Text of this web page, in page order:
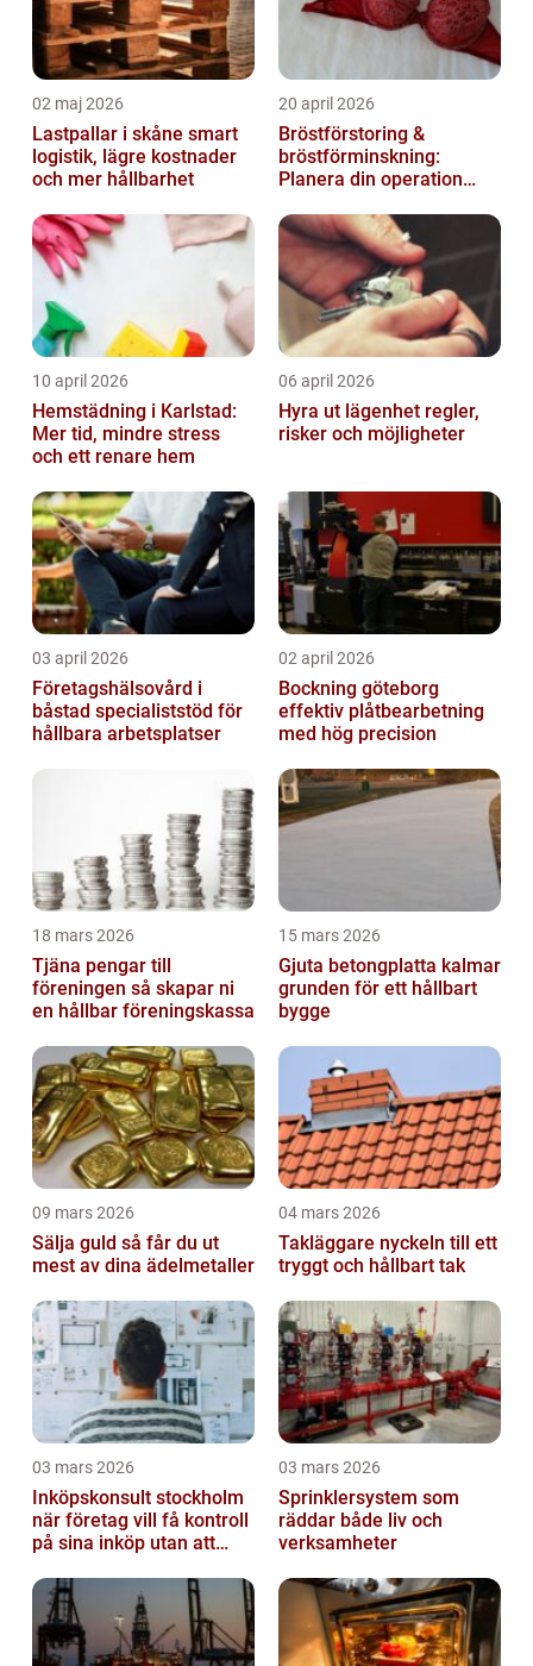
02 maj 2026
Lastpallar i skåne smart
logistik, lägre kostnader
och mer hållbarhet
20 april 2026
Bröstförstoring &
bröstförminskning:
Planera din operation
10 april 2026
Hemstädning i Karlstad:
Mer tid, mindre stress
och ett renare hem
06 april 2026
Hyra ut lägenhet regler,
risker och möjligheter
03 april 2026
Företagshälsovård i
båstad specialiststöd för
hållbara arbetsplatser
02 april 2026
Bockning göteborg
effektiv plåtbearbetning
med hög precision
18 mars 2026
Tjäna pengar till
föreningen så skapar ni
en hållbar föreningskassa
15 mars 2026
Gjuta betongplatta kalmar
grunden för ett hållbart
bygge
09 mars 2026
Sälja guld så får du ut
mest av dina ädelmetaller
04 mars 2026
Takläggare nyckeln till ett
tryggt och hållbart tak
03 mars 2026
Inköpskonsult stockholm
när företag vill få kontroll
på sina inköp utan att
03 mars 2026
Sprinklersystem som
räddar både liv och
verksamheter